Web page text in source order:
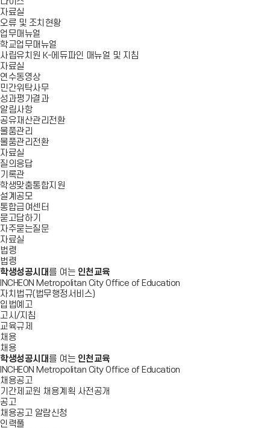
자료실
오류 및 조치현황
업무매뉴얼
학교업무매뉴얼
사립유치원 K-에듀파인 매뉴얼 및 지침
자료실
연수동영상
민간위탁사무
성과평가결과
알림사항
공유재산관리전환
물품관리
물품관리전환
자료실
질의응답
기록관
학생맞춤통합지원
설계공모
통합급여센터
묻고답하기
자주묻는질문
자료실
법령
법령
학생성공시대 를 여는 인천교육
INCHEON Metropolitan City Office of Education
자치법규(법무행정서비스)
입법예고
고시/지침
교육규제
채용
채용
학생성공시대 를 여는 인천교육
INCHEON Metropolitan City Office of Education
채용공고
기간제교원 채용계획 사전공개
공고
채용공고 알람신청
인력풀